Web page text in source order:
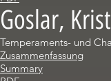
Goslar,
Temperaments- und
Zusammenfassung
Summary